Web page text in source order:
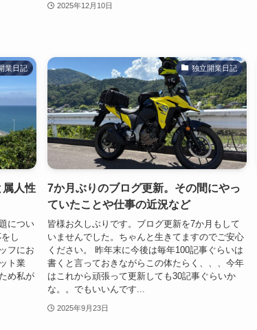
2025年12月10日
業日記
属人性
につい
し
フにお
ト業
め私が
独立開業日記
7か月ぶりのブログ更新。その間にやっ
ていたことや仕事の近況など
皆様お久しぶりです。ブログ更新を7か月もして
いませんでした。ちゃんと生きてますのでご安心
ください。 昨年末に今後は毎年100記事ぐらいは
書くと言っておきながらこの体たらく、、、今年
はこれから頑張って更新しても30記事ぐらいか
な。。でもいいんです...
2025年9月23日